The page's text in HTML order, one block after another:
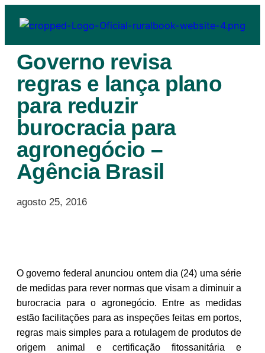
Governo revisa
regras e lança plano
para reduzir
burocracia para
agronegócio –
Agência Brasil
agosto 25, 2016
O governo federal anunciou ontem dia (24) uma série
de medidas para rever normas que visam a diminuir a
burocracia para o agronegócio. Entre as medidas
estão facilitações para as inspeções feitas em portos,
regras mais simples para a rotulagem de produtos de
origem animal e certificação fitossanitária e